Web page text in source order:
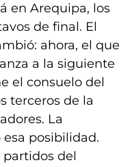
en Arequipa, los
de final. El
ahora, el que
a la siguiente
el consuelo del
terceros de la
La
posibilidad.
partidos del